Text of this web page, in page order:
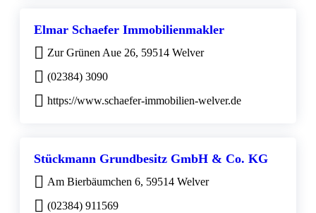
Elmar Schaefer Immobilienmakler
Zur Grünen Aue 26, 59514 Welver
(02384) 3090
https://www.schaefer-immobilien-welver.de
Stückmann Grundbesitz GmbH & Co. KG
Am Bierbäumchen 6, 59514 Welver
(02384) 911569